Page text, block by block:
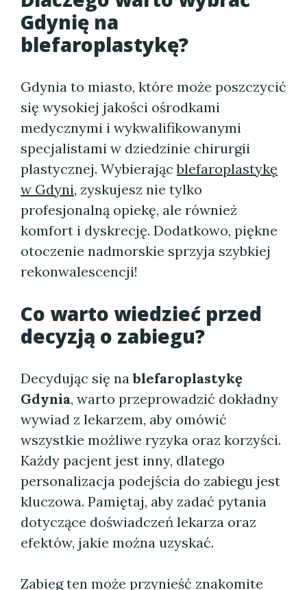
Gdynię na
blefaroplastykę?
Gdynia to miasto, które może poszczycić
się wysokiej jakości ośrodkami
medycznymi i wykwalifikowanymi
specjalistami w dziedzinie chirurgii
plastycznej. Wybierającblefaroplastykę
w Gdyni, zyskujesz nie tylko
profesjonalną opiekę, ale również
komfort i dyskrecję. Dodatkowo, piękne
otoczenie nadmorskie sprzyja szybkiej
rekonwalescencji!
Co warto wiedzieć przed
decyzją o zabiegu?
Decydując się nablefaroplastykę
Gdynia, warto przeprowadzić dokładny
wywiad z lekarzem, aby omówić
wszystkie możliwe ryzyka oraz korzyści.
Każdy pacjent jest inny, dlatego
personalizacja podejścia do zabiegu jest
kluczowa. Pamiętaj, aby zadać pytania
dotyczące doświadczeń lekarza oraz
efektów, jakie można uzyskać.
Zabieg ten może przynieść znakomite